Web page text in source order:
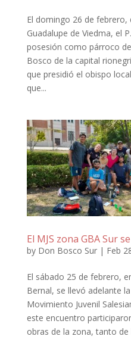
El domingo 26 de febrero,
Guadalupe de Viedma, el
posesión como párroco
Bosco de la capital
que presidió el obispo
que...
El MJS zona GBA Sur
by Don Bosco Sur| Feb
El sábado 25 de febrero,
Bernal, se llevó adelante
Movimiento Juvenil
este encuentro
obras de la zona, tanto